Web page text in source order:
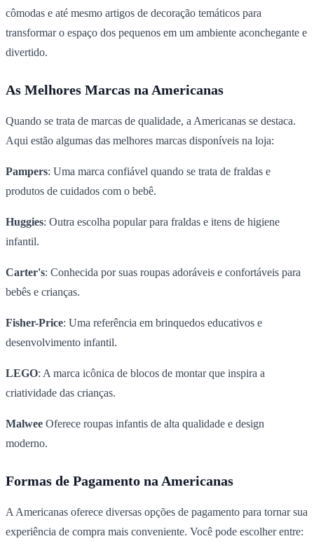
cômodas e até mesmo artigos de decoração temáticos para
transformar o espaço dos pequenos em um ambiente aconchegante e
divertido.
As Melhores Marcas na Americanas
Quando se trata de marcas de qualidade, a Americanas se destaca.
Aqui estão algumas das melhores marcas disponíveis na loja:
Pampers: Uma marca confiável quando se trata de fraldas e
produtos de cuidados com o bebê.
Huggies: Outra escolha popular para fraldas e itens de higiene
infantil.
Carter's: Conhecida por suas roupas adoráveis e confortáveis para
bebês e crianças.
Fisher-Price: Uma referência em brinquedos educativos e
desenvolvimento infantil.
LEGO: A marca icônica de blocos de montar que inspira a
criatividade das crianças.
Malwee Oferece roupas infantis de alta qualidade e design
moderno.
Formas de Pagamento na Americanas
A Americanas oferece diversas opções de pagamento para tornar sua
experiência de compra mais conveniente. Você pode escolher entre: